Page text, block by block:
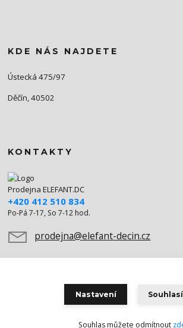
KDE NÁS NAJDETE
Ústecká 475/97
Děčín, 40502
KONTAKTY
Prodejna ELEFANT.DC
+420 412 510 834
Po-Pá 7-17, So 7-12 hod.
prodejna@elefant-decin.cz
Nastavení
Souhlas můžete odmítnout